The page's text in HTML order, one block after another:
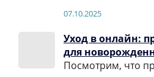
07.10.2025
Уход в онлайн:
для
Посмотрим, что